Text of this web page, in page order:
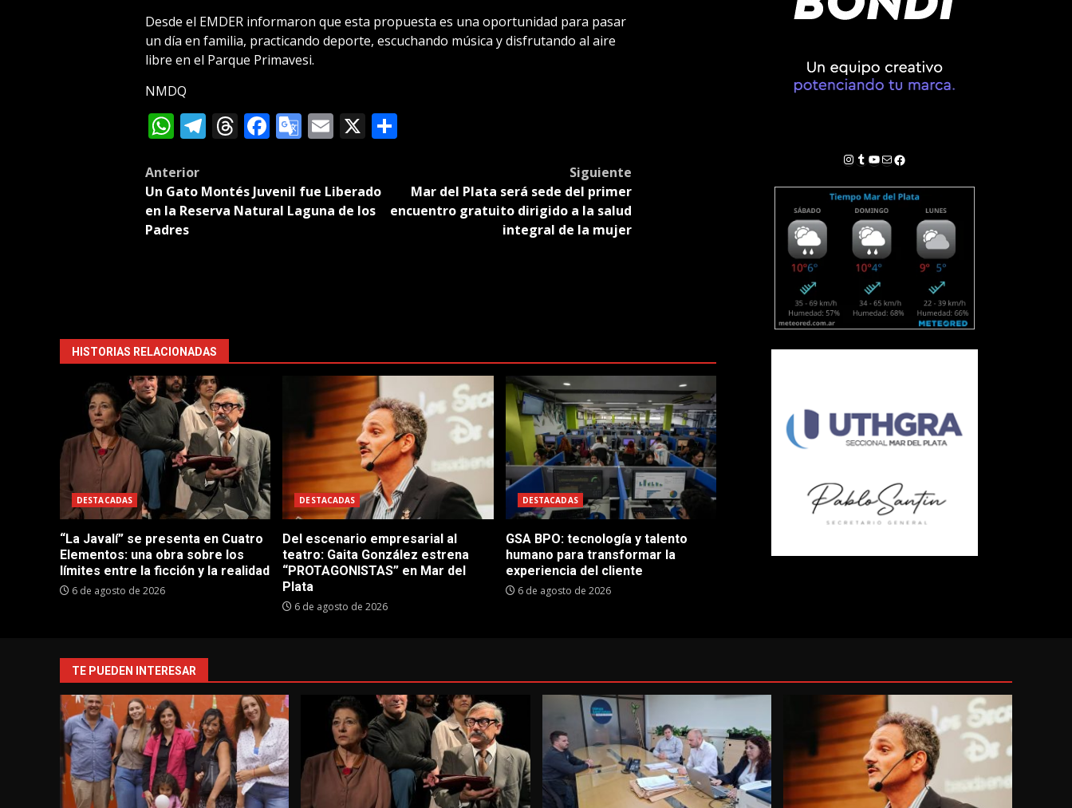
Desde el EMDER informaron que esta propuesta es una oportunidad para pasar
un día en familia, practicando deporte, escuchando música y disfrutando al aire
libre en el Parque Primavesi.
NMDQ
WhatsApp
Telegram
Threads
Facebook
Google
Email
X Compartir
Post
navigation
Anterior
Un Gato Montés Juvenil fue Liberado
en la Reserva Natural Laguna de los
Padres
Siguiente
Mar del Plata será sede del primer
encuentro gratuito dirigido a la salud
integral de la mujer
HISTORIAS RELACIONADAS
DESTACADAS
“La Javalí” se presenta en Cuatro
Elementos: una obra sobre los
límites entre la ficción y la realidad
6 de agosto de 2026
DESTACADAS
Del escenario empresarial al
teatro: Gaita González estrena
“PROTAGONISTAS” en Mar del
Plata
6 de agosto de 2026
DESTACADAS
GSA BPO: tecnología y talento
humano para transformar la
experiencia del cliente
6 de agosto de 2026
Instagram
Tumblr
YouTube
Correo electrónico
Facebook
TE PUEDEN INTERESAR